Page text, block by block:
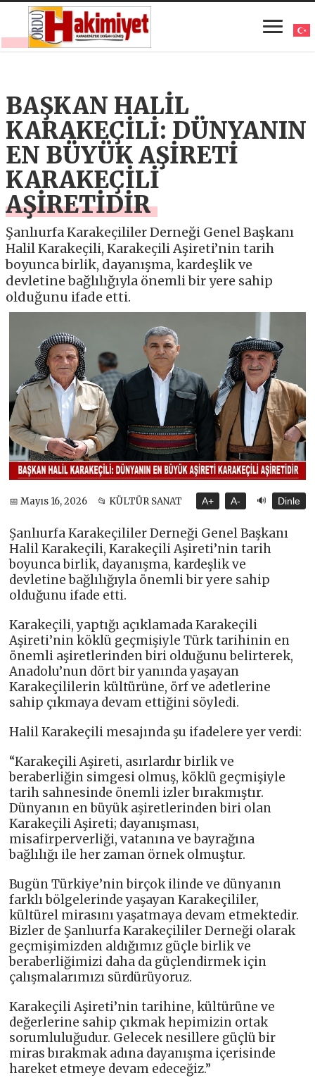
BAŞKAN HALİL
KARAKEÇİLİ: DÜNYANIN
EN BÜYÜK AŞİRETİ
KARAKEÇİLİ
AŞİRETİDİR
Şanlıurfa Karakeçililer Derneği Genel Başkanı
Halil Karakeçili, Karakeçili Aşireti’nin tarih
boyunca birlik, dayanışma, kardeşlik ve
devletine bağlılığıyla önemli bir yere sahip
olduğunu ifade etti.
📅 Mayıs 16, 2026 📂 KÜLTÜR SANAT A+ A- 🔊 Dinle
Şanlıurfa Karakeçililer Derneği Genel Başkanı
Halil Karakeçili, Karakeçili Aşireti’nin tarih
boyunca birlik, dayanışma, kardeşlik ve
devletine bağlılığıyla önemli bir yere sahip
olduğunu ifade etti.
Karakeçili, yaptığı açıklamada Karakeçili
Aşireti’nin köklü geçmişiyle Türk tarihinin en
önemli aşiretlerinden biri olduğunu belirterek,
Anadolu’nun dört bir yanında yaşayan
Karakeçililerin kültürüne, örf ve adetlerine
sahip çıkmaya devam ettiğini söyledi.
Halil Karakeçili mesajında şu ifadelere yer verdi:
“Karakeçili Aşireti, asırlardır birlik ve
beraberliğin simgesi olmuş, köklü geçmişiyle
tarih sahnesinde önemli izler bırakmıştır.
Dünyanın en büyük aşiretlerinden biri olan
Karakeçili Aşireti; dayanışması,
misafirperverliği, vatanına ve bayrağına
bağlılığı ile her zaman örnek olmuştur.
Bugün Türkiye’nin birçok ilinde ve dünyanın
farklı bölgelerinde yaşayan Karakeçililer,
kültürel mirasını yaşatmaya devam etmektedir.
Bizler de Şanlıurfa Karakeçililer Derneği olarak
geçmişimizden aldığımız güçle birlik ve
beraberliğimizi daha da güçlendirmek için
çalışmalarımızı sürdürüyoruz.
Karakeçili Aşireti’nin tarihine, kültürüne ve
değerlerine sahip çıkmak hepimizin ortak
sorumluluğudur. Gelecek nesillere güçlü bir
miras bırakmak adına dayanışma içerisinde
hareket etmeye devam edeceğiz.”